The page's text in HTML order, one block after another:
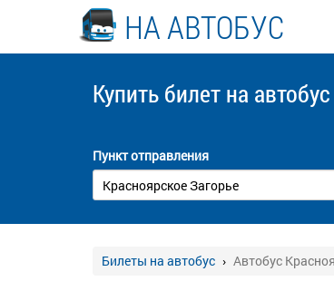
НА АВТОБУС
Купить билет на автобус
Пункт отправления
Билеты на автобус Автобус